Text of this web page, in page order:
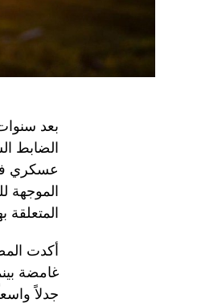
بعد
الموجهة
المتعلقة
أكدت
غامضة
جدلاً